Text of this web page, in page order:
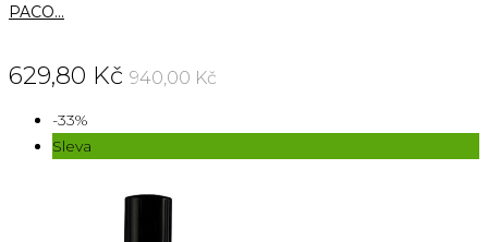
PACO...
629,80 Kč 940,00 Kč
-33%
Sleva